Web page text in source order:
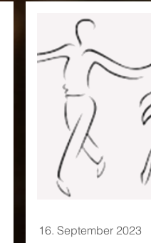
16. September 2023